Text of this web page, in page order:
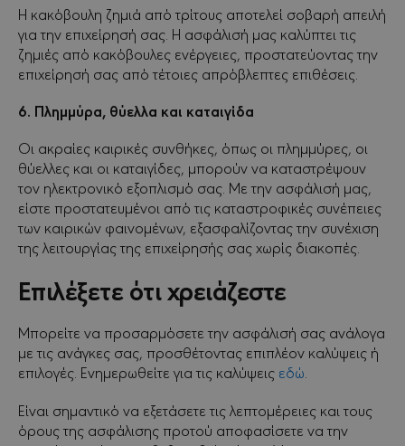
Η κακόβουλη ζημιά από τρίτους αποτελεί σοβαρή απειλή
για την επιχείρησή σας. Η ασφάλισή μας καλύπτει τις
ζημιές από κακόβουλες ενέργειες, προστατεύοντας την
επιχείρησή σας από τέτοιες απρόβλεπτες επιθέσεις.
6. Πλημμύρα, θύελλα και καταιγίδα
Οι ακραίες καιρικές συνθήκες, όπως οι πλημμύρες, οι
θύελλες και οι καταιγίδες, μπορούν να καταστρέψουν
τον ηλεκτρονικό εξοπλισμό σας. Με την ασφάλισή μας,
είστε προστατευμένοι από τις καταστροφικές συνέπειες
των καιρικών φαινομένων, εξασφαλίζοντας την συνέχιση
της λειτουργίας της επιχείρησής σας χωρίς διακοπές.
Επιλέξετε ότι χρειάζεστε
Μπορείτε να προσαρμόσετε την ασφάλισή σας ανάλογα
με τις ανάγκες σας, προσθέτοντας επιπλέον καλύψεις ή
επιλογές. Ενημερωθείτε για τις καλύψεις εδώ
Είναι σημαντικό να εξετάσετε τις λεπτομέρειες και τους
όρους της ασφάλισης προτού αποφασίσετε να την